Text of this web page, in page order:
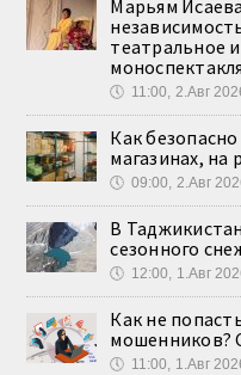
Марьям
театральное
🕔 11:00, 2.Авг
Как
магазинах, на
🕔 09:00, 2.Авг
В
сезонного
🕔 12:00, 1.Авг
Как не
мошенников?
🕔 11:00, 1.Авг